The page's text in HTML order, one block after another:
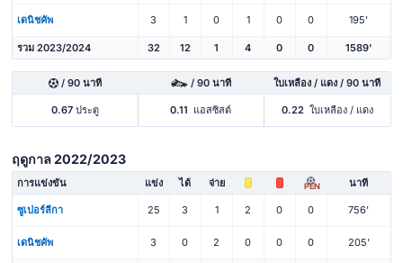
เดนิชคัพ 3 1 0 1 0 0 195'
รวม 2023/2024 32 12 1 4 0 0 1589'
/ 90 นาที / 90 นาที ใบเหลือง / แดง / 90 นาที
0.67ประตู 0.11 แอสซิสต์ 0.22 ใบเหลือง / แดง
ฤดูกาล 2022/2023
การแข่งขัน แข่ง ได้ จ่าย PEN นาที
ซูเปอร์ลีกา 25 3 1 2 0 0 756'
เดนิชคัพ 3 0 2 0 0 0 205'